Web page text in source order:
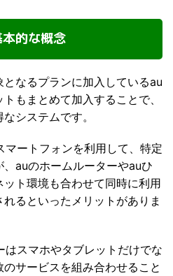
的な概念
なるプランに加入しているau
もまとめて加入することで、
システムです。
ートフォンを利用して、特定
auのホームルーターやauひ
ト環境も合わせて同時に利用
るといったメリットがありま
はスマホやタブレットだけでな
サービスを組み合わせること